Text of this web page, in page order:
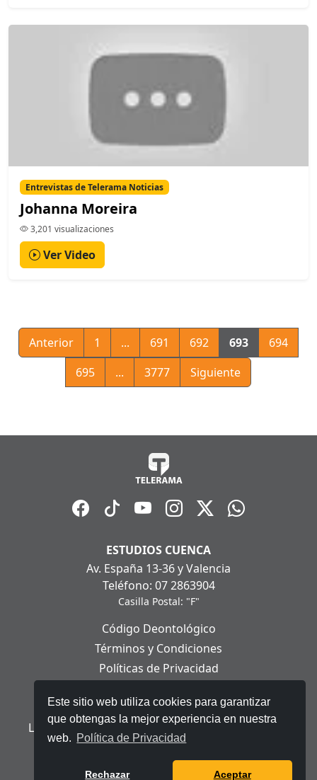
Este sitio web utiliza cookies para garantizar
que obtengas la mejor experiencia en nuestra
web. Política de Privacidad
Rechazar Aceptar
Entrevistas de Telerama Noticias
Johanna Moreira
3,201 visualizaciones
Ver Video
Anterior 1 ... 691 692 693
694
695
... 3777 Siguiente
ESTUDIOS CUENCA
Av. España 13-36 y Valencia
Teléfono: 07 2863904
Casilla Postal: "F"
Código Deontológico
Términos y Condiciones
Políticas de Privacidad
Aviso Legal
Ley Orgánica de Protección de Datos Personales
© 2025 Telerama - Todos los derechos reservados.